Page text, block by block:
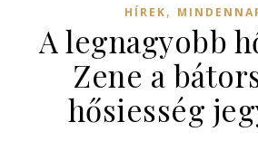
HÍREK,
A legnagyobb
Zene a
hősiesség